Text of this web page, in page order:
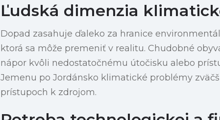
Ľudská dimenzia
Dopad zasahuje ďaleko za hranice
ktorá sa môže premeniť v realitu. Chudobné
nápor kvôli nedostatočnému útočisku alebo
Jemenu po Jordánsko klimatické problémy
prístupoch k zdrojom.